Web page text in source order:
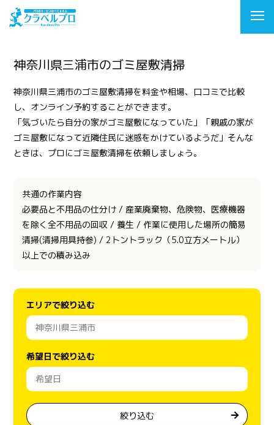
神奈川県三浦市のゴミ屋敷清掃
神奈川県三浦市のゴミ屋敷清掃を料金や相場、口コミで比較
し、オンライン予約することができます。
「気づいたら自分の家がゴミ屋敷になっていた」「親戚の家が
ゴミ屋敷になって近隣住民に迷惑をかけているようだ」そんな
ときは、プロにゴミ屋敷清掃を依頼しましょう。
共通の作業内容
必要品と不用品の仕分け / 産業廃棄物、危険物、医療機器
を除く全不用品の回収 / 養生 / 作業に使用した場所の簡易
清掃(清掃用具持参) / 2トントラック（5.0立方メートル）
以上での積み込み
エリアで絞り込む
希望日で絞り込む
絞り込む